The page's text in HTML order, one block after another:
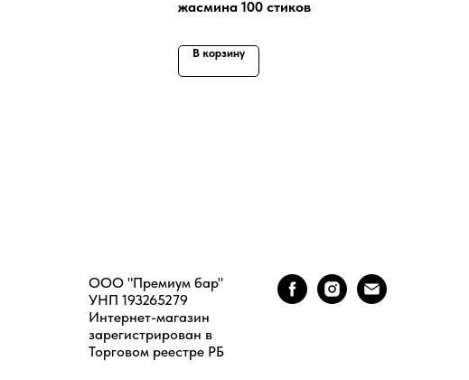
жасмина 100 стиков
В корзину
ООО "Премиум бар"
УНП 193265279
Интернет-магазин
зарегистрирован в
Торговом реестре РБ